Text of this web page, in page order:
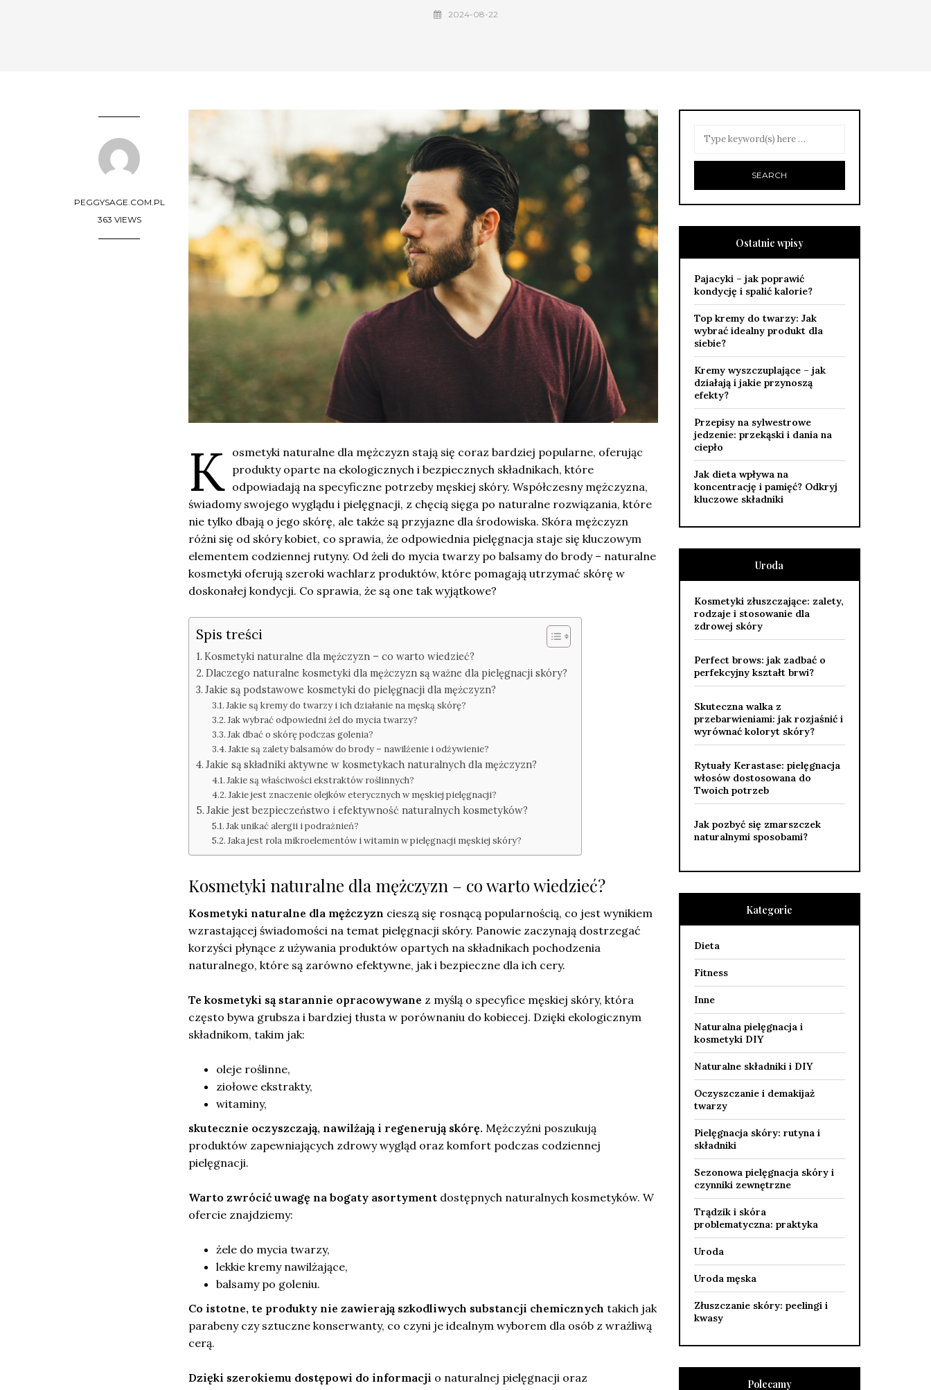
2024-08-22
PEGGYSAGE.COM.PL
363 VIEWS
K osmetyki naturalne dla mężczyzn stają się coraz bardziej popularne, oferując
produkty oparte na ekologicznych i bezpiecznych składnikach, które
odpowiadają na specyficzne potrzeby męskiej skóry. Współczesny mężczyzna,
świadomy swojego wyglądu i pielęgnacji, z chęcią sięga po naturalne rozwiązania, które
nie tylko dbają o jego skórę, ale także są przyjazne dla środowiska. Skóra mężczyzn
różni się od skóry kobiet, co sprawia, że odpowiednia pielęgnacja staje się kluczowym
elementem codziennej rutyny. Od żeli do mycia twarzy po balsamy do brody – naturalne
kosmetyki oferują szeroki wachlarz produktów, które pomagają utrzymać skórę w
doskonałej kondycji. Co sprawia, że są one tak wyjątkowe?
Spis treści
Kosmetyki naturalne dla mężczyzn – co warto wiedzieć?
Dlaczego naturalne kosmetyki dla mężczyzn są ważne dla pielęgnacji skóry?
Jakie są podstawowe kosmetyki do pielęgnacji dla mężczyzn?
Jakie są kremy do twarzy i ich działanie na męską skórę?
Jak wybrać odpowiedni żel do mycia twarzy?
Jak dbać o skórę podczas golenia?
Jakie są zalety balsamów do brody – nawilżenie i odżywienie?
Jakie są składniki aktywne w kosmetykach naturalnych dla mężczyzn?
Jakie są właściwości ekstraktów roślinnych?
Jakie jest znaczenie olejków eterycznych w męskiej pielęgnacji?
Jakie jest bezpieczeństwo i efektywność naturalnych kosmetyków?
Jak unikać alergii i podrażnień?
Jaka jest rola mikroelementów i witamin w pielęgnacji męskiej skóry?
Kosmetyki naturalne dla mężczyzn – co warto wiedzieć?
Kosmetyki naturalne dla mężczyzn cieszą się rosnącą popularnością, co jest wynikiem
wzrastającej świadomości na temat pielęgnacji skóry. Panowie zaczynają dostrzegać
korzyści płynące z używania produktów opartych na składnikach pochodzenia
naturalnego, które są zarówno efektywne, jak i bezpieczne dla ich cery.
Te kosmetyki są starannie opracowywane z myślą o specyfice męskiej skóry, która
często bywa grubsza i bardziej tłusta w porównaniu do kobiecej. Dzięki ekologicznym
składnikom, takim jak:
oleje roślinne,
ziołowe ekstrakty,
witaminy,
skutecznie oczyszczają, nawilżają i regenerują skórę. Mężczyźni poszukują
produktów zapewniających zdrowy wygląd oraz komfort podczas codziennej
pielęgnacji.
Warto zwrócić uwagę na bogaty asortyment dostępnych naturalnych kosmetyków. W
ofercie znajdziemy:
żele do mycia twarzy,
lekkie kremy nawilżające,
balsamy po goleniu.
Co istotne, te produkty nie zawierają szkodliwych substancji chemicznych takich jak
parabeny czy sztuczne konserwanty, co czyni je idealnym wyborem dla osób z wrażliwą
cerą.
Dzięki szerokiemu dostępowi do informacji o naturalnej pielęgnacji oraz
Ostatnie wpisy
Pajacyki – jak poprawić
kondycję i spalić kalorie?
Top kremy do twarzy: Jak
wybrać idealny produkt dla
siebie?
Kremy wyszczuplające – jak
działają i jakie przynoszą
efekty?
Przepisy na sylwestrowe
jedzenie: przekąski i dania na
ciepło
Jak dieta wpływa na
koncentrację i pamięć? Odkryj
kluczowe składniki
Uroda
Kosmetyki złuszczające: zalety,
rodzaje i stosowanie dla
zdrowej skóry
Perfect brows: jak zadbać o
perfekcyjny kształt brwi?
Skuteczna walka z
przebarwieniami: jak rozjaśnić i
wyrównać koloryt skóry?
Rytuały Kerastase: pielęgnacja
włosów dostosowana do
Twoich potrzeb
Jak pozbyć się zmarszczek
naturalnymi sposobami?
Kategorie
Dieta
Fitness
Inne
Naturalna pielęgnacja i
kosmetyki DIY
Naturalne składniki i DIY
Oczyszczanie i demakijaż
twarzy
Pielęgnacja skóry: rutyna i
składniki
Sezonowa pielęgnacja skóry i
czynniki zewnętrzne
Trądzik i skóra
problematyczna: praktyka
Uroda
Uroda męska
Złuszczanie skóry: peelingi i
kwasy
Polecamy